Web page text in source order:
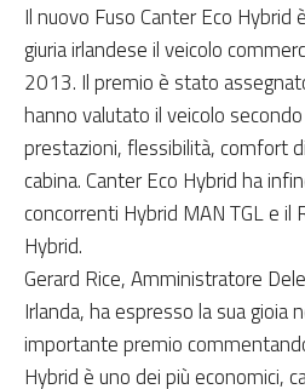
Il nuovo Fuso Canter Eco
giuria irlandese il veicolo
2013. Il premio è stato
hanno valutato il veicolo
prestazioni, flessibilità, comfort
cabina. Canter Eco Hybrid ha
concorrenti Hybrid MAN TGL e il
Hybrid.
Gerard Rice, Amministratore
Irlanda, ha espresso la sua gioia
importante premio
Hybrid è uno dei più economici,